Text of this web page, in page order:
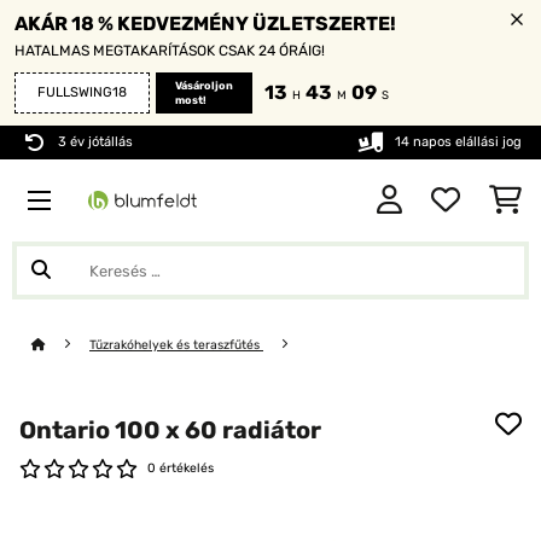
AKÁR 18 % KEDVEZMÉNY ÜZLETSZERTE!
HATALMAS MEGTAKARÍTÁSOK CSAK 24 ÓRÁIG!
FULLSWING18
Vásároljon
most!
13 H 43 M 07 S
3 év jótállás 14 napos elállási jog
Tűzrakóhelyek és teraszfűtés
Ontario 100 x 60 radiátor
0 értékelés